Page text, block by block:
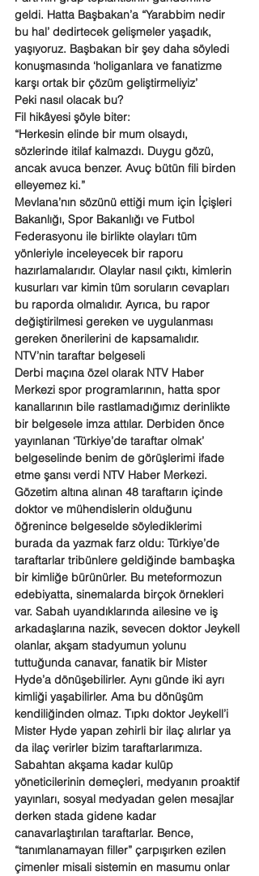
geldi. Hatta Başbakan’a “Yarabbim nedir
bu hal’ dedirtecek gelişmeler yaşadık,
yaşıyoruz. Başbakan bir şey daha söyledi
konuşmasında ‘holiganlara ve fanatizme
karşı ortak bir çözüm geliştirmeliyiz’
Peki nasıl olacak bu?
Fil hikâyesi şöyle biter:
“Herkesin elinde bir mum olsaydı,
sözlerinde itilaf kalmazdı. Duygu gözü,
ancak avuca benzer. Avuç bütün fili birden
elleyemez ki.”
Mevlana’nın sözünü ettiği mum için İçişleri
Bakanlığı, Spor Bakanlığı ve Futbol
Federasyonu ile birlikte olayları tüm
yönleriyle inceleyecek bir raporu
hazırlamalarıdır. Olaylar nasıl çıktı, kimlerin
kusurları var kimin tüm soruların cevapları
bu raporda olmalıdır. Ayrıca, bu rapor
değiştirilmesi gereken ve uygulanması
gereken önerilerini de kapsamalıdır.
NTV’nin taraftar belgeseli
Derbi maçına özel olarak NTV Haber
Merkezi spor programlarının, hatta spor
kanallarının bile rastlamadığımız derinlikte
bir belgesele imza attılar. Derbiden önce
yayınlanan ‘Türkiye’de taraftar olmak’
belgeselinde benim de görüşlerimi ifade
etme şansı verdi NTV Haber Merkezi.
Gözetim altına alınan 48 taraftarın içinde
doktor ve mühendislerin olduğunu
öğrenince belgeselde söylediklerimi
burada da yazmak farz oldu: Türkiye’de
taraftarlar tribünlere geldiğinde bambaşka
bir kimliğe bürünürler. Bu meteformozun
edebiyatta, sinemalarda birçok örnekleri
var. Sabah uyandıklarında ailesine ve iş
arkadaşlarına nazik, sevecen doktor Jeykell
olanlar, akşam stadyumun yolunu
tuttuğunda canavar, fanatik bir Mister
Hyde’a dönüşebilirler. Aynı günde iki ayrı
kimliği yaşabilirler. Ama bu dönüşüm
kendiliğinden olmaz. Tıpkı doktor Jeykell’i
Mister Hyde yapan zehirli bir ilaç alırlar ya
da ilaç verirler bizim taraftarlarımıza.
Sabahtan akşama kadar kulüp
yöneticilerinin demeçleri, medyanın proaktif
yayınları, sosyal medyadan gelen mesajlar
derken stada gidene kadar
canavarlaştırılan taraftarlar. Bence,
“tanımlanamayan filler” çarpışırken ezilen
çimenler misali sistemin en masumu onlar